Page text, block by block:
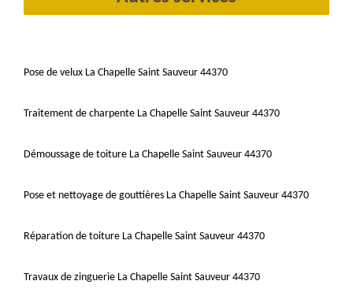
Pose de velux La Chapelle Saint Sauveur 44370
Traitement de charpente La Chapelle Saint Sauveur 44370
Démoussage de toiture La Chapelle Saint Sauveur 44370
Pose et nettoyage de gouttières La Chapelle Saint Sauveur 44370
Réparation de toiture La Chapelle Saint Sauveur 44370
Travaux de zinguerie La Chapelle Saint Sauveur 44370